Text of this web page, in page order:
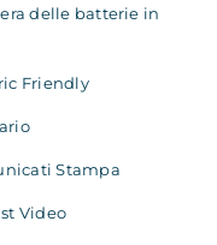
delle batterie in
Friendly
Stampa
Video